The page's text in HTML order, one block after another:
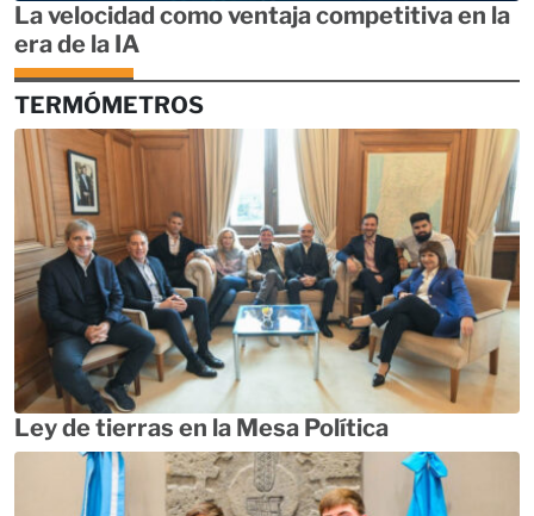
La velocidad como ventaja competitiva en la
era de la IA
TERMÓMETROS
Ley de tierras en la Mesa Política